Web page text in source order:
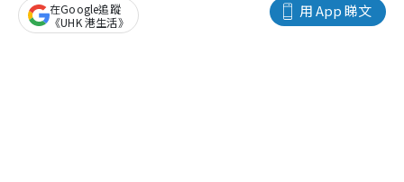
用 App 睇文
在Google追蹤
《UHK 港生活》